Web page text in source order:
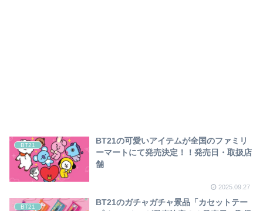
BT21
BT21の可愛いアイテムが全国のファミリ
ーマートにて発売決定！！発売日・取扱店
舗
2025.09.27
BT21
BT21のガチャガチャ景品「カセットテー